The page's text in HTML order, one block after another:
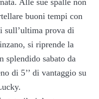
Alle sue spalle non
buoni tempi con
sull’ultima prova di
si riprende la
splendido sabato da
di 5’’ di vantaggio su